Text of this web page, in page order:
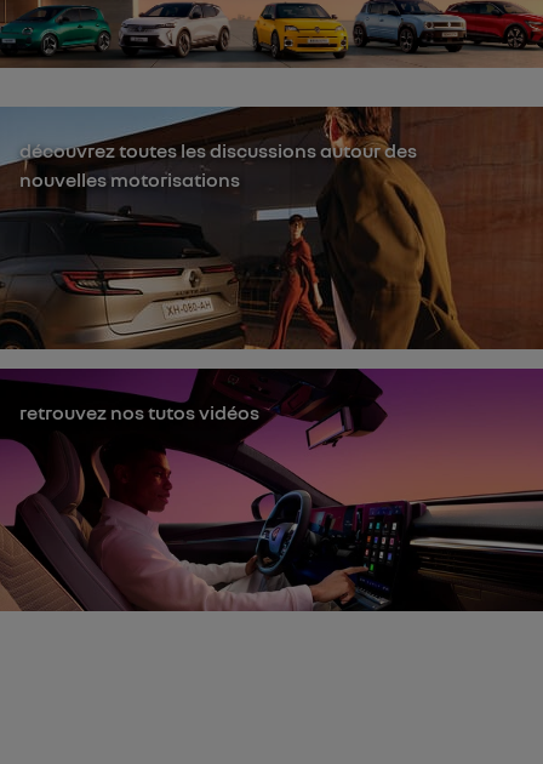
découvrez toutes les discussions autour des
nouvelles motorisations
retrouvez nos tutos vidéos